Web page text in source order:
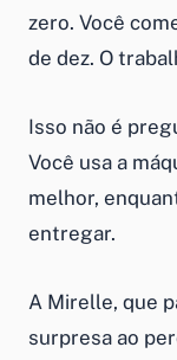
zero. Você
de dez. O
Isso não é
Você usa a
melhor,
entregar.
A Mirelle, que
surpresa ao